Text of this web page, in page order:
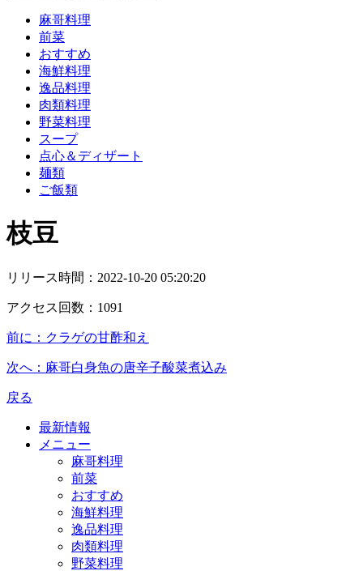
麻哥料理
前菜
おすすめ
海鮮料理
逸品料理
肉類料理
野菜料理
スープ
点心＆ディザート
麺類
ご飯類
枝豆
リリース時間： 2022-10-20 05:20:20
アクセス回数： 1091
前に： クラゲの甘酢和え
次へ： 麻哥白身魚の唐辛子酸菜煮込み
戻る
最新情報
メニュー
麻哥料理
前菜
おすすめ
海鮮料理
逸品料理
肉類料理
野菜料理